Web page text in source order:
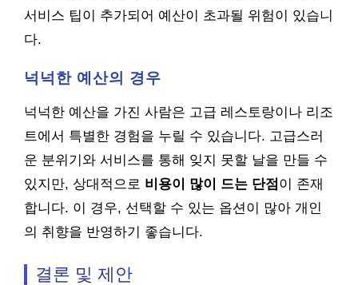
서비스 팁이 추가되어 예산이 초과될 위험이 있습니
다.
넉넉한 예산의 경우
넉넉한 예산을 가진 사람은 고급 레스토랑이나 리조
트에서 특별한 경험을 누릴 수 있습니다. 고급스러
운 분위기와 서비스를 통해 잊지 못할 날을 만들 수
있지만, 상대적으로 비용이 많이 드는 단점이 존재
합니다. 이 경우, 선택할 수 있는 옵션이 많아 개인
의 취향을 반영하기 좋습니다.
결론 및 제안